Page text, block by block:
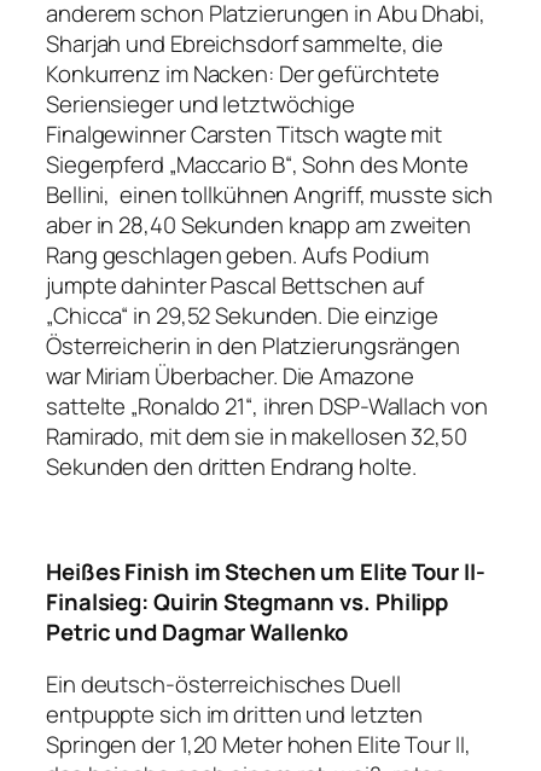
anderem schon Platzierungen in Abu Dhabi,
Sharjah und Ebreichsdorf sammelte, die
Konkurrenz im Nacken: Der gefürchtete
Seriensieger und letztwöchige
Finalgewinner Carsten Titsch wagte mit
Siegerpferd „Maccario B“, Sohn des Monte
Bellini, einen tollkühnen Angriff, musste sich
aber in 28,40 Sekunden knapp am zweiten
Rang geschlagen geben. Aufs Podium
jumpte dahinter Pascal Bettschen auf
„Chicca“ in 29,52 Sekunden. Die einzige
Österreicherin in den Platzierungsrängen
war Miriam Überbacher. Die Amazone
sattelte „Ronaldo 21“, ihren DSP-Wallach von
Ramirado, mit dem sie in makellosen 32,50
Sekunden den dritten Endrang holte.
Heißes Finish im Stechen um Elite Tour II-
Finalsieg: Quirin Stegmann vs. Philipp
Petric und Dagmar Wallenko
Ein deutsch-österreichisches Duell
entpuppte sich im dritten und letzten
Springen der 1,20 Meter hohen Elite Tour II,